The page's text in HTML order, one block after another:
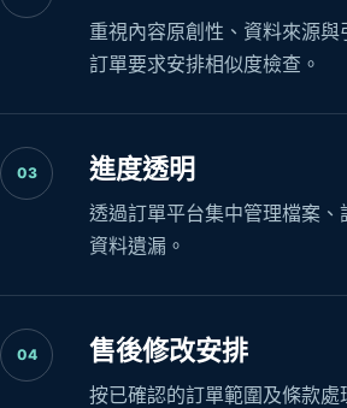
重視內容原創性、資料來源
訂單要求安排相似度檢查。
03 進度透明
透過訂單平台集中管理檔案
資料遺漏。
04 售後修改安排
按已確認的訂單範圍及條款處